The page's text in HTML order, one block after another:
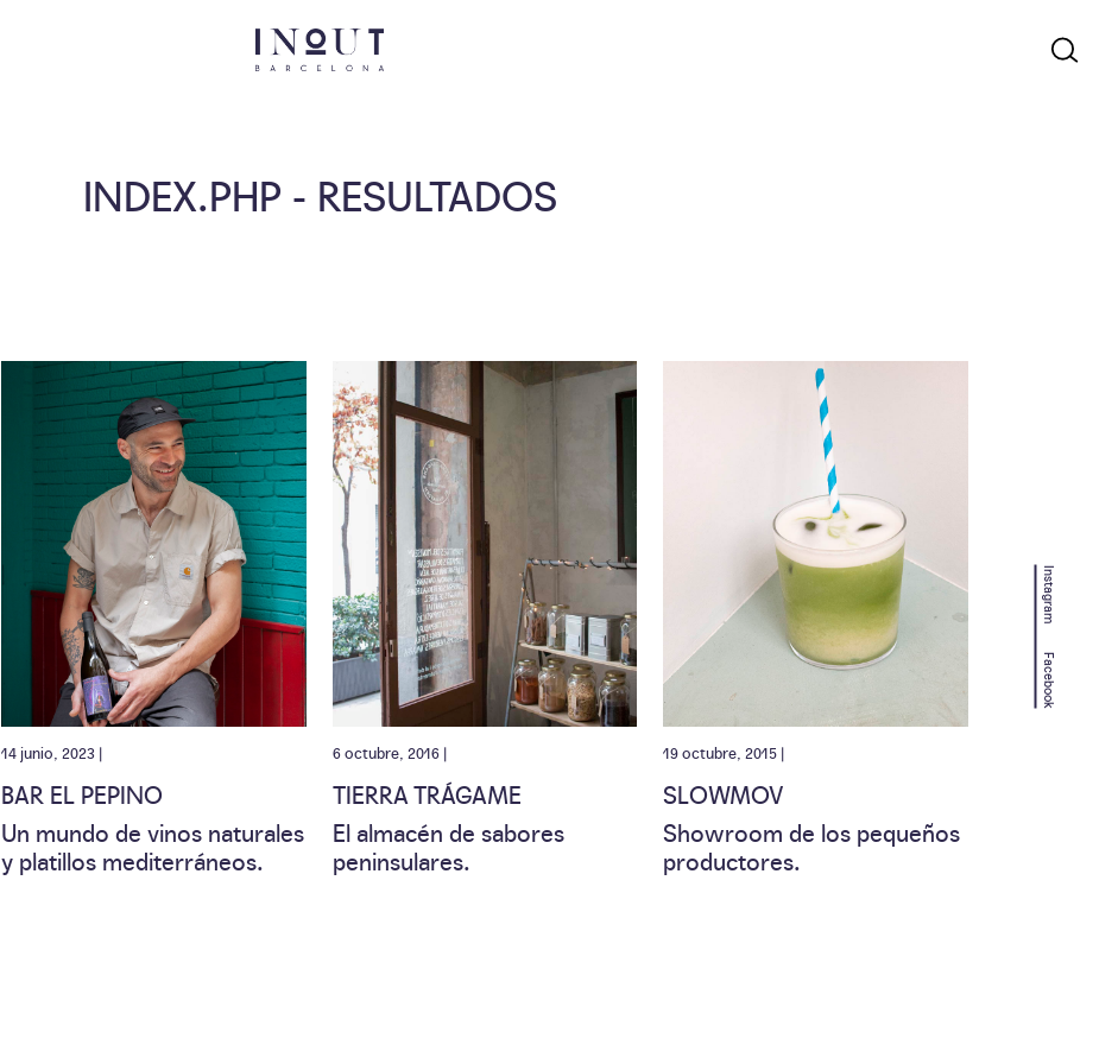
Instagram
Facebook
INDEX.PHP - RESULTADOS
14 junio, 2023 |
BAR EL PEPINO
Un mundo de vinos naturales
y platillos mediterráneos.
6 octubre, 2016 |
TIERRA TRÁGAME
El almacén de sabores
peninsulares.
19 octubre, 2015 |
SLOWMOV
Showroom de los pequeños
productores.